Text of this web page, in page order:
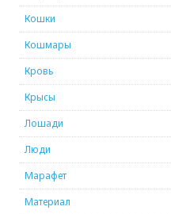
Кошки
Кошмары
Кровь
Крысы
Лошади
Люди
Марафет
Материал